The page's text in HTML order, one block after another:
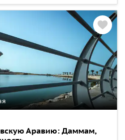
Аравию: Даммам,